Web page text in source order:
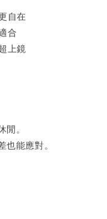
自在
合
上鏡
閒。
也能應對。